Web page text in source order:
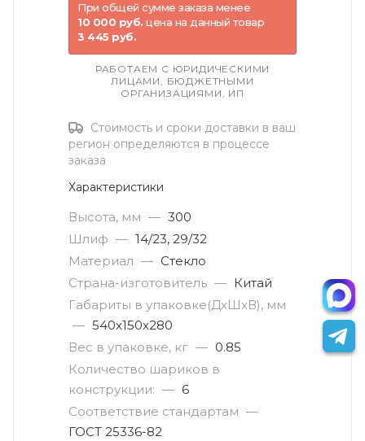
При общей сумме заказа менее
10 000 руб. цена на данный товар
3 445 руб.
РАБОТАЕМ С ЮРИДИЧЕСКИМИ
ЛИЦАМИ, БЮДЖЕТНЫМИ
ОРГАНИЗАЦИЯМИ, ИП
Стоимость и сроки доставки в ваш
регион определяются в процессе
заказа
Характеристики
Высота, мм — 300
Шлиф — 14/23, 29/32
Материал — Стекло
Страна-изготовитель — Китай
Габариты в упаковке(ДxШxВ), мм
— 540х150х280
Вес в упаковке, кг — 0.85
Количество шариков в
конструкции: — 6
Соответствие стандартам —
ГОСТ 25336-82